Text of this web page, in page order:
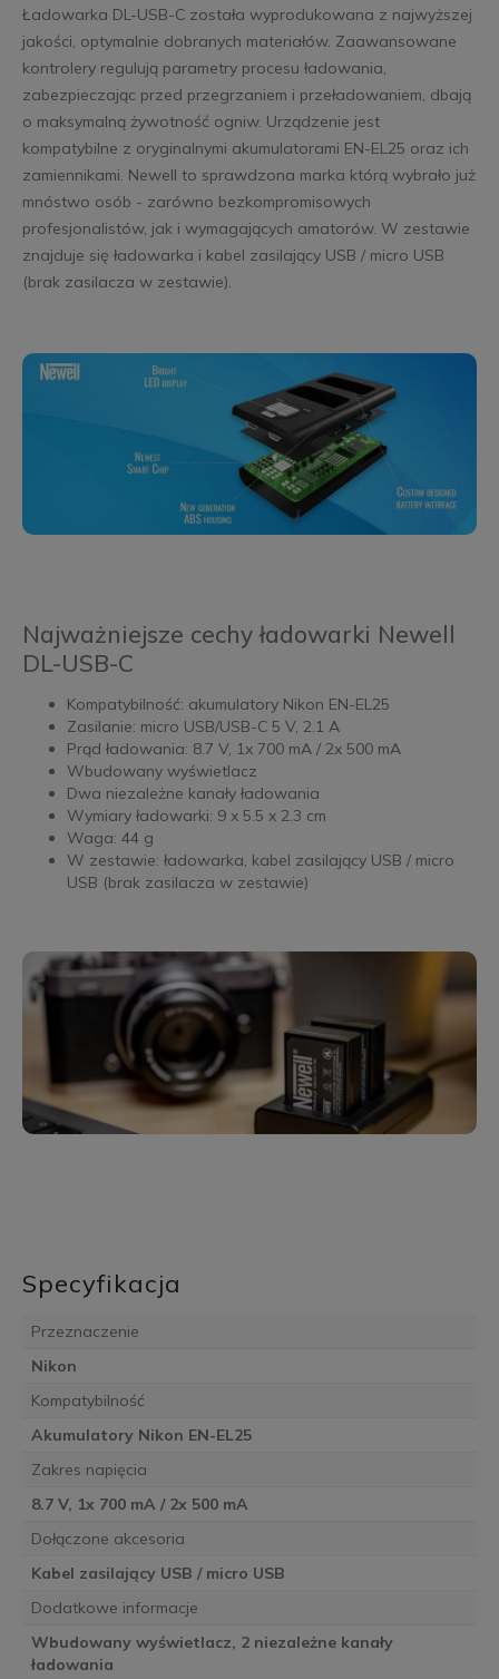
Ładowarka DL-USB-C została wyprodukowana z najwyższej
jakości, optymalnie dobranych materiałów. Zaawansowane
kontrolery regulują parametry procesu ładowania,
zabezpieczając przed przegrzaniem i przeładowaniem, dbają
o maksymalną żywotność ogniw. Urządzenie jest
kompatybilne z oryginalnymi akumulatorami EN-EL25 oraz ich
zamiennikami. Newell to sprawdzona marka którą wybrało już
mnóstwo osób - zarówno bezkompromisowych
profesjonalistów, jak i wymagających amatorów. W zestawie
znajduje się ładowarka i kabel zasilający USB / micro USB
(brak zasilacza w zestawie).
Najważniejsze cechy ładowarki Newell
DL-USB-C
Kompatybilność: akumulatory Nikon EN-EL25
Zasilanie: micro USB/USB-C 5 V, 2.1 A
Prąd ładowania: 8.7 V, 1x 700 mA / 2x 500 mA
Wbudowany wyświetlacz
Dwa niezależne kanały ładowania
Wymiary ładowarki: 9 x 5.5 x 2.3 cm
Waga: 44 g
W zestawie: ładowarka, kabel zasilający USB / micro
USB (brak zasilacza w zestawie)
Specyfikacja
Przeznaczenie
Nikon
Kompatybilność
Akumulatory Nikon EN-EL25
Zakres napięcia
8.7 V, 1x 700 mA / 2x 500 mA
Dołączone akcesoria
Kabel zasilający USB / micro USB
Dodatkowe informacje
Wbudowany wyświetlacz, 2 niezależne kanały
ładowania